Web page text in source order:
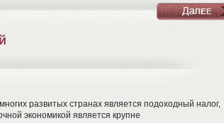
развитых странах является подоходный налог,
экономикой является крупне